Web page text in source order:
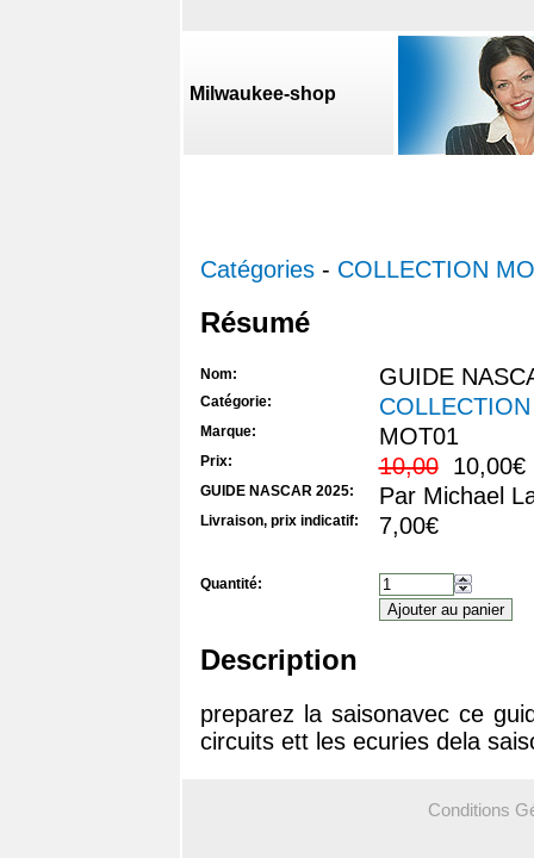
Milwaukee-shop
Catégories- COLLECTION
Résumé
Nom: GUIDE
Catégorie:
Marque: MOT01
Prix: 10,0010,00€
GUIDE NASCAR 2025: Par Michael
Livraison, prix indicatif: 7,00€
Quantité:
Description
preparez la saisonavec ce
circuits ett les ecuries dela
Conditions